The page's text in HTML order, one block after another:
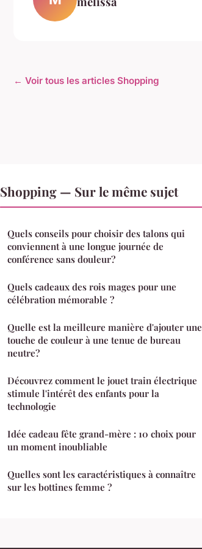
← Voir tous les articles Shopping
Shopping — Sur le même sujet
Quels conseils pour choisir des talons qui
conviennent à une longue journée de
conférence sans douleur?
Quels cadeaux des rois mages pour une
célébration mémorable ?
Quelle est la meilleure manière d'ajouter une
touche de couleur à une tenue de bureau
neutre?
Découvrez comment le jouet train électrique
stimule l'intérêt des enfants pour la
technologie
Idée cadeau fête grand-mère : 10 choix pour
un moment inoubliable
Quelles sont les caractéristiques à connaître
sur les bottines femme ?